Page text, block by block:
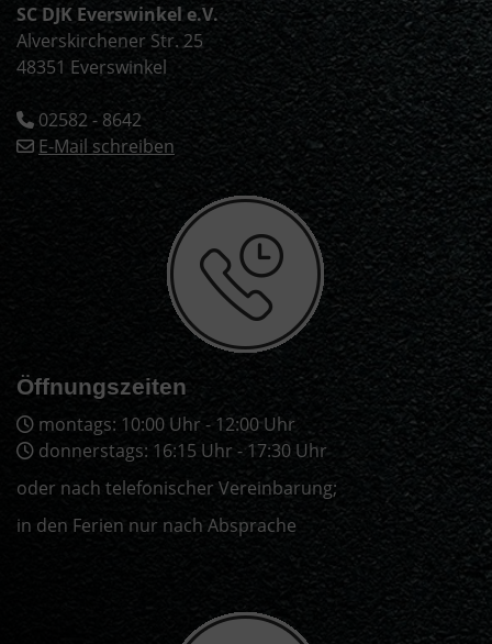
SC DJK Everswinkel e.V.
Alverskirchener Str. 25
48351 Everswinkel
02582 - 8642
E-Mail schreiben
Öffnungszeiten
montags: 10:00 Uhr - 12:00 Uhr
donnerstags: 16:15 Uhr - 17:30 Uhr
oder nach telefonischer Vereinbarung;
in den Ferien nur nach Absprache